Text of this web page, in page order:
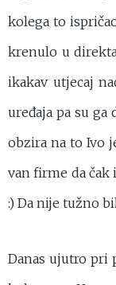
kolega to
krenulo u
ikakav utjecaj
uređaja pa su
obzira na to Ivo
van firme da čak
:) Da nije tužno
Danas ujutro pri